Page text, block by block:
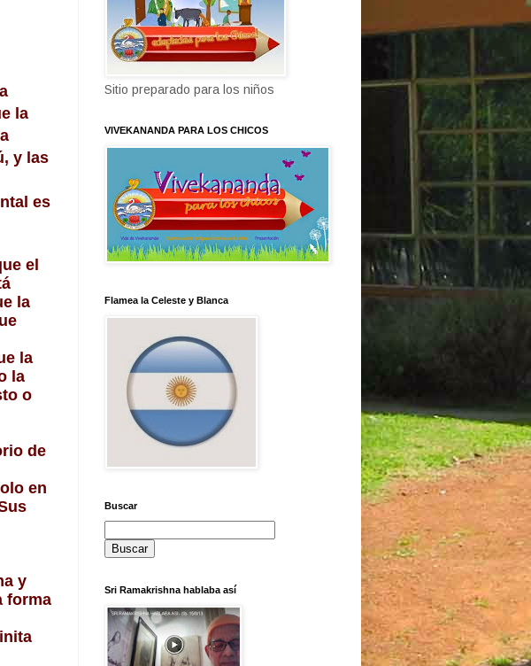
la
y las
es
el
la
la
la
o
de
en
y
forma
Sitio preparado para los niños
VIVEKANANDA PARA LOS CHICOS
Flamea la Celeste y Blanca
Buscar
Sri Ramakrishna hablaba así